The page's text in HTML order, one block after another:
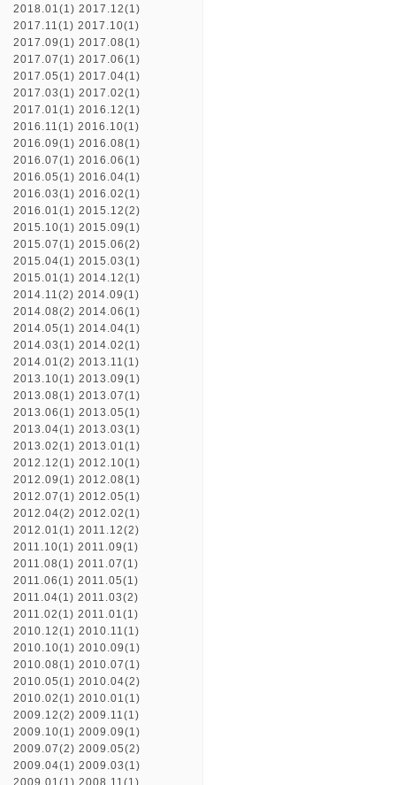
2018.01(1) 2017.12(1)
2017.11(1) 2017.10(1)
2017.09(1) 2017.08(1)
2017.07(1) 2017.06(1)
2017.05(1) 2017.04(1)
2017.03(1) 2017.02(1)
2017.01(1) 2016.12(1)
2016.11(1) 2016.10(1)
2016.09(1) 2016.08(1)
2016.07(1) 2016.06(1)
2016.05(1) 2016.04(1)
2016.03(1) 2016.02(1)
2016.01(1) 2015.12(2)
2015.10(1) 2015.09(1)
2015.07(1) 2015.06(2)
2015.04(1) 2015.03(1)
2015.01(1) 2014.12(1)
2014.11(2) 2014.09(1)
2014.08(2) 2014.06(1)
2014.05(1) 2014.04(1)
2014.03(1) 2014.02(1)
2014.01(2) 2013.11(1)
2013.10(1) 2013.09(1)
2013.08(1) 2013.07(1)
2013.06(1) 2013.05(1)
2013.04(1) 2013.03(1)
2013.02(1) 2013.01(1)
2012.12(1) 2012.10(1)
2012.09(1) 2012.08(1)
2012.07(1) 2012.05(1)
2012.04(2) 2012.02(1)
2012.01(1) 2011.12(2)
2011.10(1) 2011.09(1)
2011.08(1) 2011.07(1)
2011.06(1) 2011.05(1)
2011.04(1) 2011.03(2)
2011.02(1) 2011.01(1)
2010.12(1) 2010.11(1)
2010.10(1) 2010.09(1)
2010.08(1) 2010.07(1)
2010.05(1) 2010.04(2)
2010.02(1) 2010.01(1)
2009.12(2) 2009.11(1)
2009.10(1) 2009.09(1)
2009.07(2) 2009.05(2)
2009.04(1) 2009.03(1)
2009.01(1) 2008.11(1)